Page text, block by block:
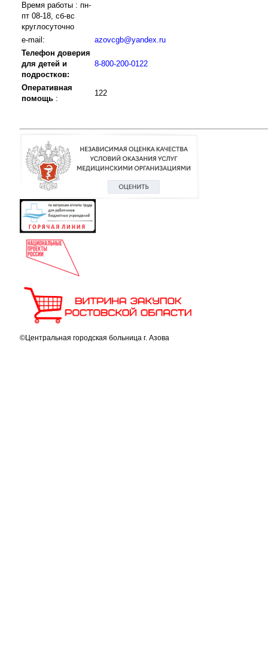
Время работы : пн-
пт 08-18, сб-вс
круглосуточно
e-mail:
azovcgb@yandex.ru
Телефон доверия
для детей и
подростков:
8-800-200-0122
Оперативная
помощь :
122
©Центральная городская больница г. Азова